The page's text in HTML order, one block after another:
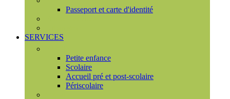
Passeport et carte d'identité
SERVICES
Petite enfance
Scolaire
Accueil pré et post-scolaire
Périscolaire